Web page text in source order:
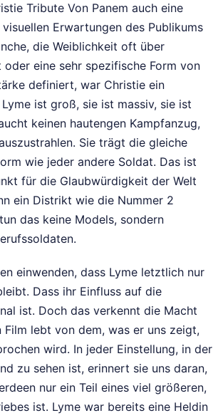
Tribute Von Panem auch eine
Erwartungen des Publikums
die Weiblichkeit oft über
eine sehr spezifische Form von
definiert, war Christie ein
ist groß, sie ist massiv, sie ist
keinen hautengen Kampfanzug,
Sie trägt die gleiche
wie jeder andere Soldat. Das ist
für die Glaubwürdigkeit der Welt
ein Distrikt wie die Nummer 2
das keine Models, sondern
einwenden, dass Lyme letztlich nur
Dass ihr Einfluss auf die
ist. Doch das verkennt die Macht
Film lebt von dem, was er uns zeigt,
wird. In jeder Einstellung, in der
zu sehen ist, erinnert sie uns daran,
nur ein Teil eines viel größeren,
ist. Lyme war bereits eine Heldin